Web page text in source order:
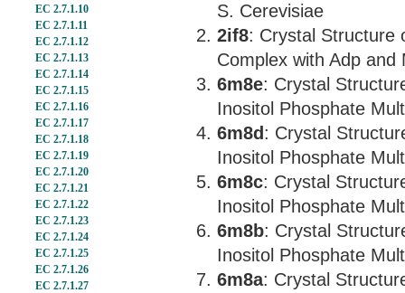
EC 2.7.1.10
EC 2.7.1.11
EC 2.7.1.12
EC 2.7.1.13
EC 2.7.1.14
EC 2.7.1.15
EC 2.7.1.16
EC 2.7.1.17
EC 2.7.1.18
EC 2.7.1.19
EC 2.7.1.20
EC 2.7.1.21
EC 2.7.1.22
EC 2.7.1.23
EC 2.7.1.24
EC 2.7.1.25
EC 2.7.1.26
EC 2.7.1.27
S. Cerevisiae
2if8: Crystal Structure
Complex with Adp
6m8e: Crystal
Inositol Phosphate
6m8d : Crystal
Inositol Phosphate
6m8c: Crystal
Inositol Phosphate
6m8b: Crystal
Inositol Phosphate
6m8a: Crystal